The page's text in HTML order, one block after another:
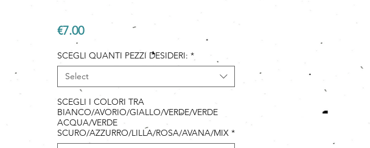
€7.00Price
SCEGLI QUANTI PEZZI DESIDERI: *
Select
SCEGLI I COLORI TRA
BIANCO/AVORIO/GIALLO/VERDE/VERDE
ACQUA/VERDE
SCURO/AZZURRO/LILLA/ROSA/AVANA/MIX *